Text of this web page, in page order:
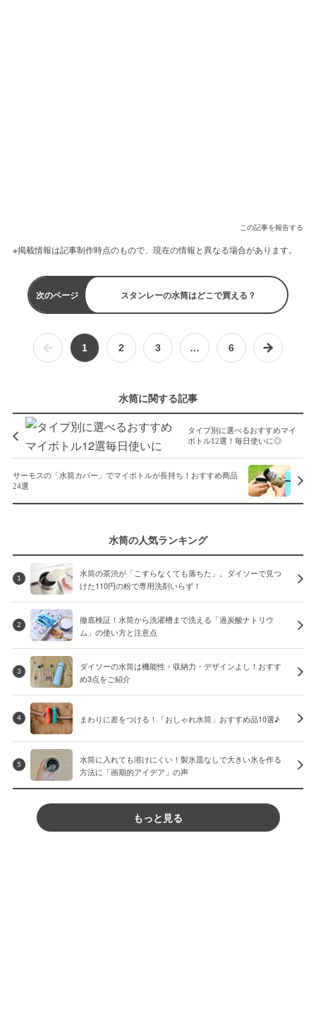
この記事を報告する
※掲載情報は記事制作時点のもので、現在の情報と異なる場合があります。
次のページ スタンレーの水筒はどこで買える？
1 2 3 … 6
水筒に関する記事
タイプ別に選べるおすすめマイ
ボトル12選！毎日使いに◎
サーモスの「水筒カバー」でマイボトルが長持ち！おすすめ商品
24選
水筒の人気ランキング
1
水筒の茶渋が「こすらなくても落ちた」。ダイソーで見つ
けた110円の粉で専用洗剤いらず！
2
徹底検証！水筒から洗濯槽まで洗える「過炭酸ナトリウ
ム」の使い方と注意点
3
ダイソーの水筒は機能性・収納力・デザインよし！おすす
め3点をご紹介
4 まわりに差をつける！「おしゃれ水筒」おすすめ品10選♪
5
水筒に入れても溶けにくい！製氷皿なしで大きい氷を作る
方法に「画期的アイデア」の声
もっと見る